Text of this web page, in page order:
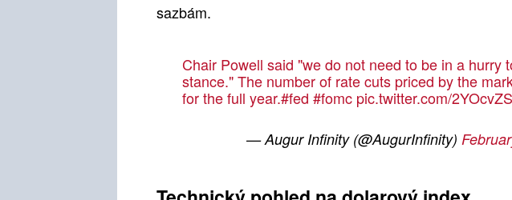
sazbám.
Chair Powell said "we do not need to be in a hurry
stance." The number of rate cuts priced by the
for the full year.#fed #fomc pic.twitter.com/
— Augur Infinity (@AugurInfinity)